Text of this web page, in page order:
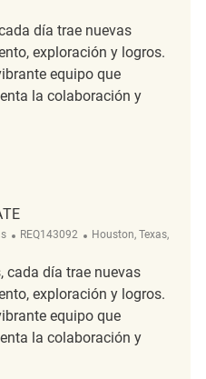
día trae nuevas
exploración y logros.
equipo que
la colaboración y
ReqId
REQ143092 Ubicación
Houston, Texas,
cada día trae nuevas
exploración y logros.
equipo que
la colaboración y